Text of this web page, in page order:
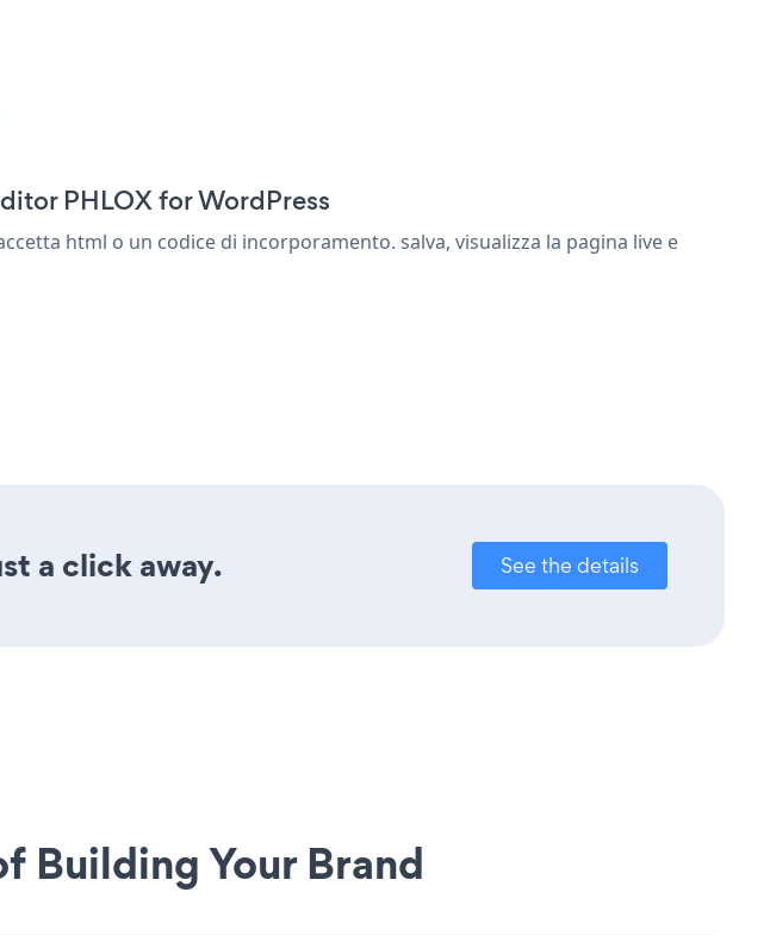
PHLOX for WordPress
html o un codice di incorporamento. salva, visualizza la pagina live e
a click away. See the details
Building Your Brand